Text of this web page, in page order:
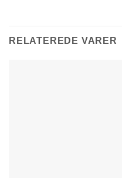
RELATEREDE VARER